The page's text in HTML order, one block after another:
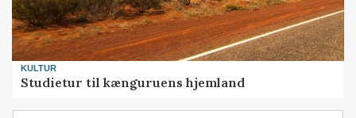
KULTUR
Studietur til kænguruens hjemland